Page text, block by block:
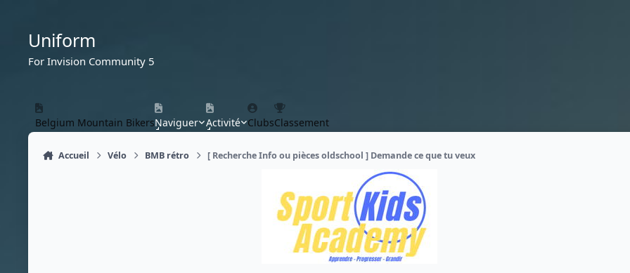
Uniform
For Invision Community 5
Belgium Mountain BikersNaviguer Activité ClubsClassement
Accueil Vélo BMB rétro [ Recherche Info ou pièces oldschool ] Demande ce que tu veux